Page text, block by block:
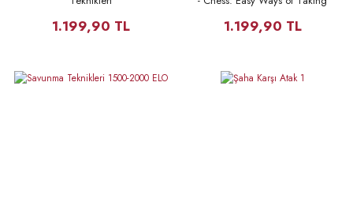
1.199,90 TL 1.199,90 TL